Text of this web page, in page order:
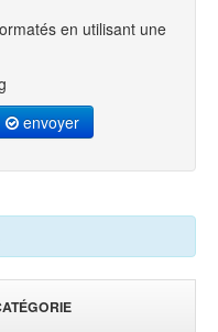
en utilisant une
envoyer